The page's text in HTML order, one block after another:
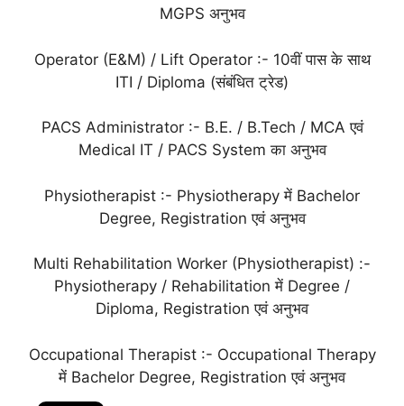
MGPS अनुभव
Operator (E&M) / Lift Operator :- 10वीं पास के साथ
ITI / Diploma (संबंधित ट्रेड)
PACS Administrator :- B.E. / B.Tech / MCA एवं
Medical IT / PACS System का अनुभव
Physiotherapist :- Physiotherapy में Bachelor
Degree, Registration एवं अनुभव
Multi Rehabilitation Worker (Physiotherapist) :-
Physiotherapy / Rehabilitation में Degree /
Diploma, Registration एवं अनुभव
Occupational Therapist :- Occupational Therapy
में Bachelor Degree, Registration एवं अनुभव